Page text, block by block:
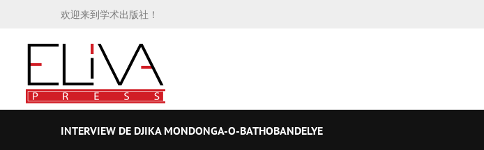
欢迎来到学术出版社！
INTERVIEW DE DJIKA MONDONGA-O-BATHOBANDELYE